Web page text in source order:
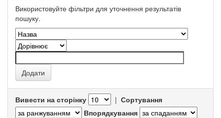
Використовуйте фільтри для уточнення результатів
пошуку.
Вивести на сторінку | Сортування
Впорядкування